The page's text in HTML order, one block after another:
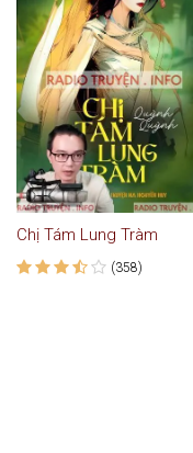
Chị Tám Lung Tràm
(358)